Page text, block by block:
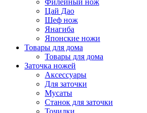
Филейный нож
Цай Дао
Шеф нож
Янагиба
Японские ножи
Товары для дома
Товары для дома
Заточка ножей
Аксессуары
Для заточки
Мусаты
Станок для заточки
Точилки